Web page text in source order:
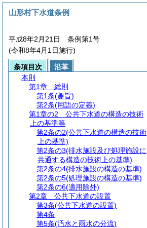
山形村下水道条例
平成8年2月21日 条例第1号
(令和8年4月1日施行)
条項目次
沿革
本則
第1章
総則
第1条(趣旨)
第2条(用語の定義)
第1章の2
公共下水道の構造の技術
上の基準等
第2条の2(公共下水道の構造の技術
上の基準)
第2条の3(排水施設及び処理施設に
共通する構造の技術上の基準)
第2条の4(排水施設の構造の基準)
第2条の5(処理施設の構造の基準)
第2条の6(適用除外)
第2章
公共下水道の設置
第3条(公共下水道の設置)
第4条
第5条(汚水と雨水の分流)